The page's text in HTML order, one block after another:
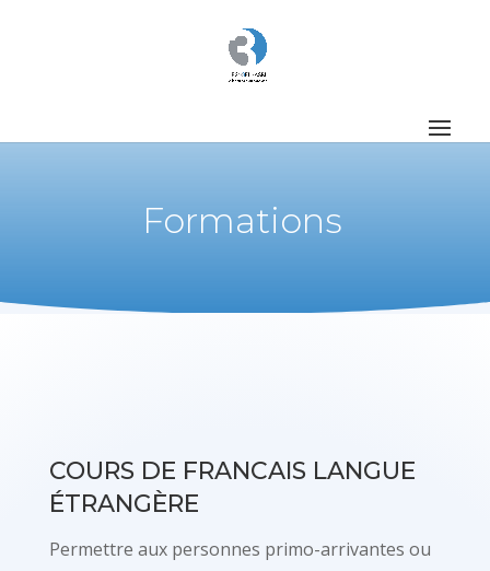
Formations
COURS DE FRANCAIS LANGUE
ÉTRANGÈRE
Permettre aux personnes primo-arrivantes ou